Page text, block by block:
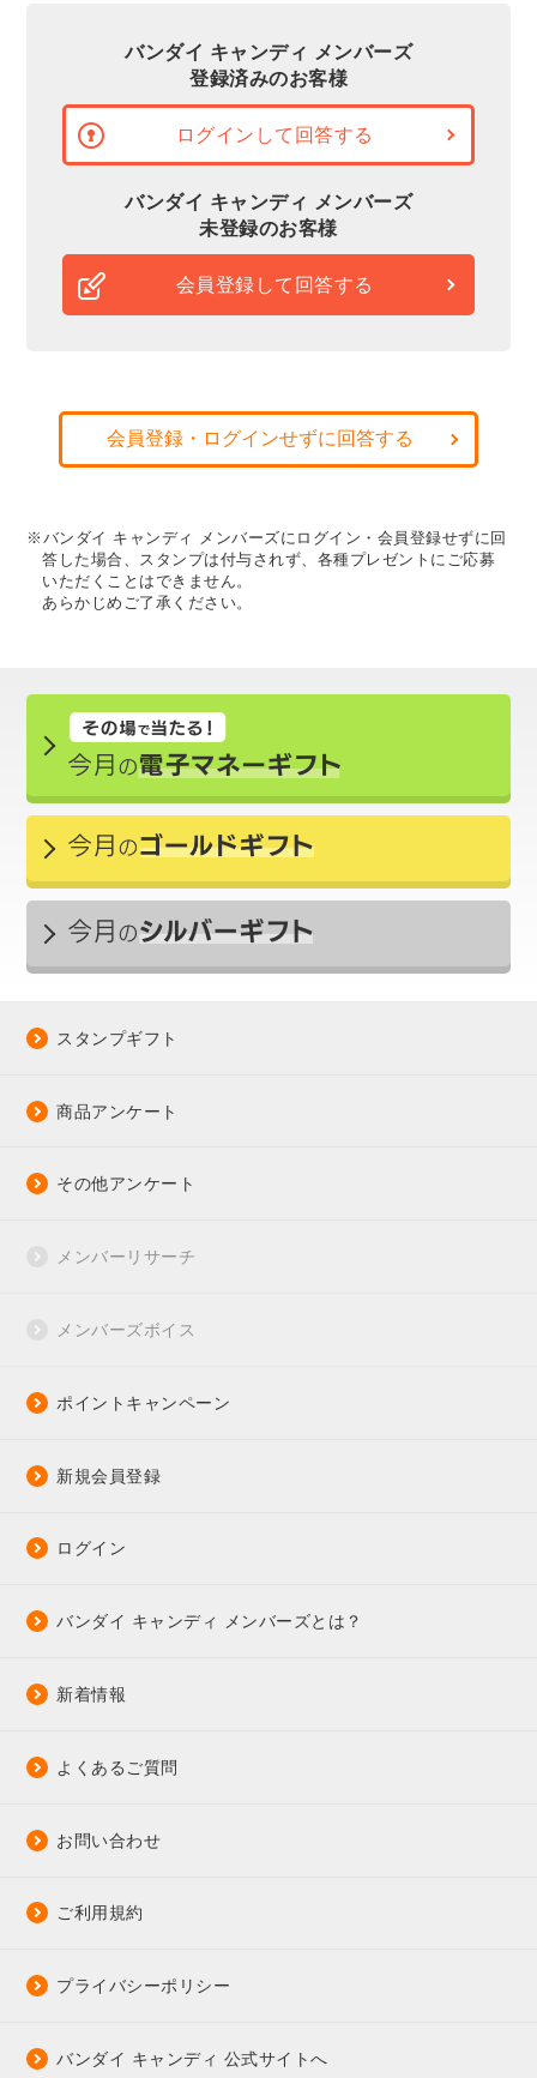
バンダイ キャンディ メンバーズ
登録済みのお客様
ログインして回答する
バンダイ キャンディ メンバーズ
未登録のお客様
会員登録して回答する
会員登録・ログインせずに回答する
※バンダイ キャンディ メンバーズにログイン・会員登録せずに回
答した場合、スタンプは付与されず、各種プレゼントにご応募
いただくことはできません。
あらかじめご了承ください。
スタンプギフト
商品アンケート
その他アンケート
メンバーリサーチ
メンバーズボイス
ポイントキャンペーン
新規会員登録
ログイン
バンダイ キャンディ メンバーズとは？
新着情報
よくあるご質問
お問い合わせ
ご利用規約
プライバシーポリシー
バンダイ キャンディ 公式サイトへ